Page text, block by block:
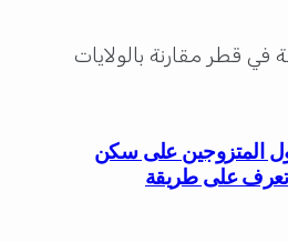
المتزوجين على سكن
على طريقة